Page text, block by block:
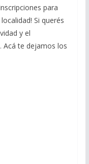
para
Si querés
y el
Acá te dejamos los